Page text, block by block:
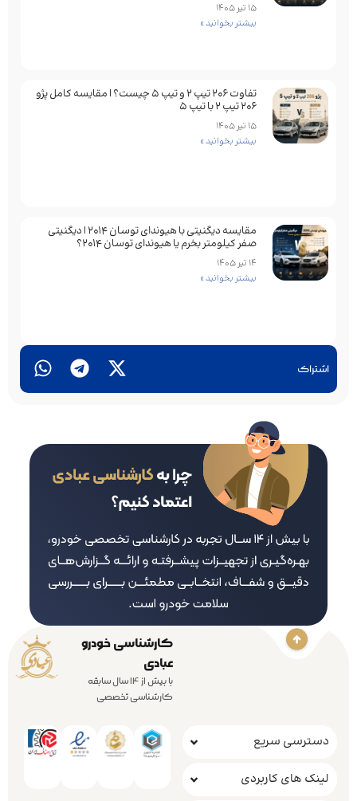
اشتراک
15 تیر 1405
بیشتر بخوانید »
تفاوت ۲۰۶ تیپ ۲ و تیپ ۵ چیست؟ | مقایسه کامل پژو
۲۰۶ تیپ ۲ با تیپ ۵
15 تیر 1405
بیشتر بخوانید »
مقایسه دیگنیتی با هیوندای توسان 2014 | دیگنیتی
صفر کیلومتر بخرم یا هیوندای توسان 2014؟
14 تیر 1405
بیشتر بخوانید »
کارشناسی خودرو
عبادی
با بیش از 14 سال سابقه
کارشناسی تخصصی
دسترسی سریع
لینک های کاربردی